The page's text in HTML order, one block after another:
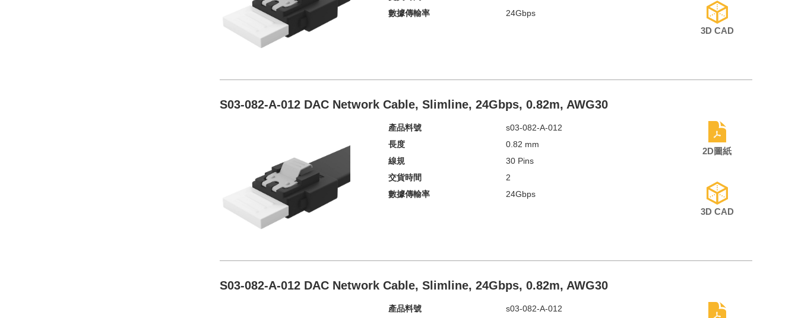
數據傳輸率
24Gbps
3D CAD
S03-082-A-012 DAC Network Cable, Slimline, 24Gbps, 0.82m, AWG30
產品料號
s03-082-A-012
長度
0.82 mm
線規
30 Pins
交貨時間
2
數據傳輸率
24Gbps
2D圖紙
3D CAD
S03-082-A-012 DAC Network Cable, Slimline, 24Gbps, 0.82m, AWG30
產品料號
s03-082-A-012